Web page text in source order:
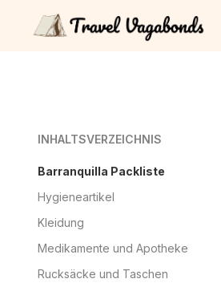
INHALTSVERZEICHNIS
Barranquilla Packliste
Hygieneartikel
Kleidung
Medikamente und Apotheke
Rucksäcke und Taschen